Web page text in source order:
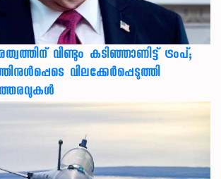
വീണ്ടും കടിഞ്ഞാണിട്ട് ട്രംപ്;
വിലക്കേര്‍പ്പെടുത്തി